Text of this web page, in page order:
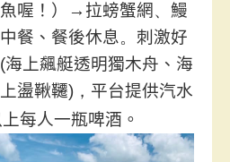
喔！）
→ 拉螃蟹網 、 鰻
餐 、 餐後休息。 刺激好
(海上飆艇透明獨木舟 、 海
盪鞦韆)， 平台提供汽水
每人一瓶啤酒 。